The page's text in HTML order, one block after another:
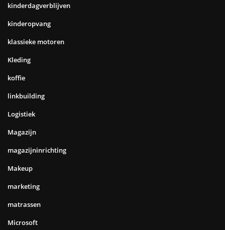
kinderdagverblijven
kinderopvang
klassieke motoren
Kleding
koffie
linkbuilding
Logistiek
Magazijn
magazijninrichting
Makeup
marketing
matrassen
Microsoft